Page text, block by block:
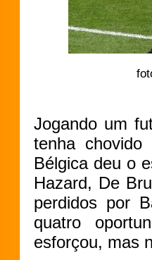
Jogando um
tenha
Bélgica deu o
Hazard, De
perdidos por
quatro
esforçou, mas